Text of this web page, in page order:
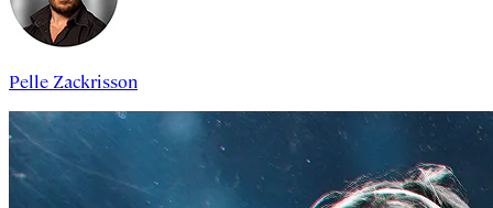
Pelle Zackrisson